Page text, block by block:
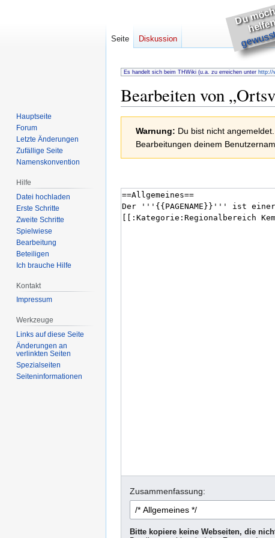
Es handelt sich beim THWiki (u.a. zu erreichen unter http://
Bearbeiten von „
Navigation
springen
Suche
springen
Warnung: Du bist nicht
Bearbeitungen deinem
Zusammenfassung:
Bitte kopiere keine Webseiten, die
Seite Diskussion
Hauptseite
Forum
Letzte Änderungen
Zufällige Seite
Namenskonvention
Hilfe
Datei hochladen
Erste Schritte
Zweite Schritte
Spielwiese
Bearbeitung
Beteiligen
Ich brauche Hilfe
Kontakt
Impressum
Werkzeuge
Links auf diese Seite
Änderungen an
verlinkten Seiten
Spezialseiten
Seiten­informationen